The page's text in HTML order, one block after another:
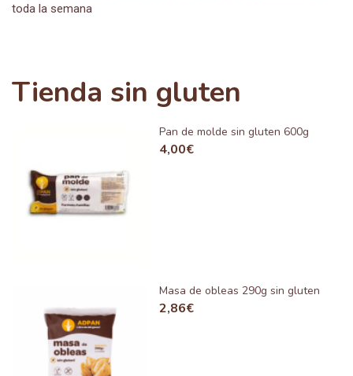
toda la semana
Tienda sin gluten
Pan de molde sin gluten 600g
4,00€
Masa de obleas 290g sin gluten
2,86€